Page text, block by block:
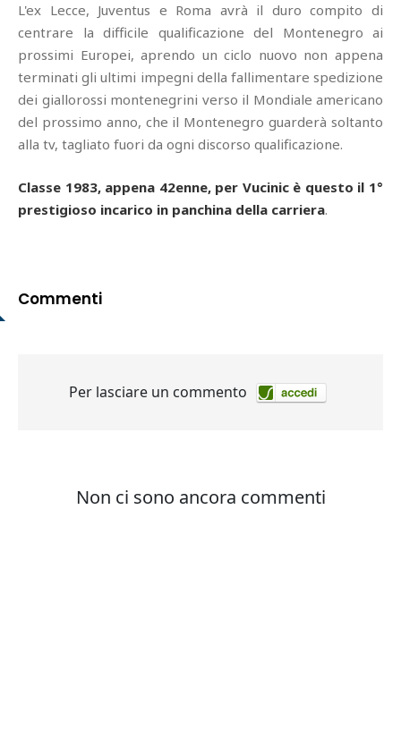
L'ex Lecce, Juventus e Roma avrà il duro compito di
centrare la difficile qualificazione del Montenegro ai
prossimi Europei, aprendo un ciclo nuovo non appena
terminati gli ultimi impegni della fallimentare spedizione
dei giallorossi montenegrini verso il Mondiale americano
del prossimo anno, che il Montenegro guarderà soltanto
alla tv, tagliato fuori da ogni discorso qualificazione.
Classe 1983, appena 42enne, per Vucinic è questo il 1°
prestigioso incarico in panchina della carriera.
Commenti